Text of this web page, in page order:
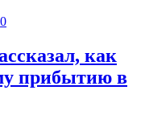
0
как
прибытию в